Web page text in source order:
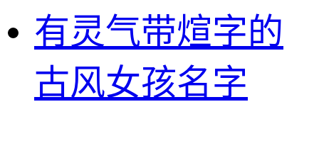
有灵气带煊字的
古风女孩名字